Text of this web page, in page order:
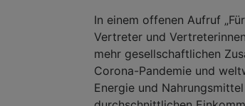
In einem offenen Aufruf
Vertreter und
mehr gesellschaftlichen
Corona-Pandemie und
Energie und